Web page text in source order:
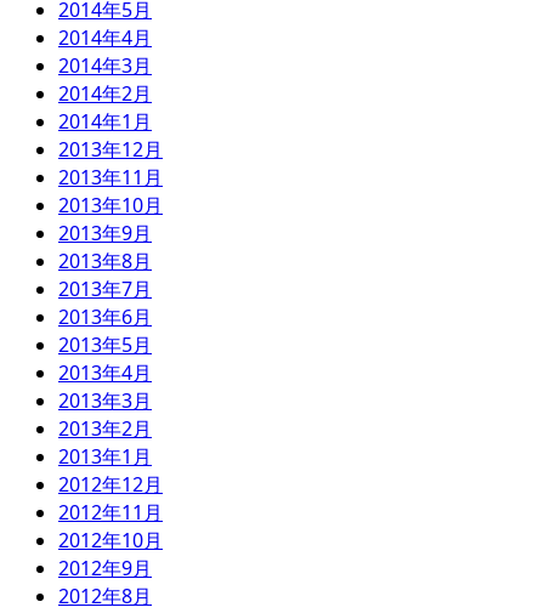
2014年5月
2014年4月
2014年3月
2014年2月
2014年1月
2013年12月
2013年11月
2013年10月
2013年9月
2013年8月
2013年7月
2013年6月
2013年5月
2013年4月
2013年3月
2013年2月
2013年1月
2012年12月
2012年11月
2012年10月
2012年9月
2012年8月